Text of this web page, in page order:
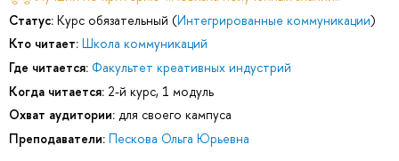
Статус: Курс обязательный (Интегрированные коммуникации)
Кто читает: Школа коммуникаций
Где читается: Факультет креативных индустрий
Когда читается: 2-й курс, 1 модуль
Охват аудитории: для своего кампуса
Преподаватели: Пескова Ольга Юрьевна